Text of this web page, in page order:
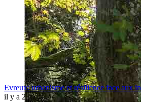
Evreux: urbanisme et résilience face aux
il y a 2 mois